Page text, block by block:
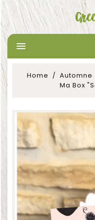

Home Automne
Ma Box